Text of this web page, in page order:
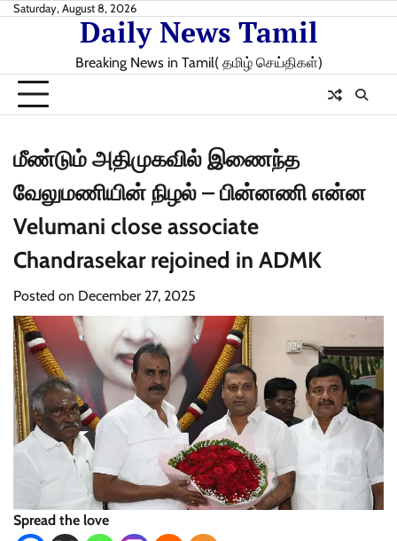
SkipSaturday, August 8, 2026
Daily News Tamil
Breaking News in Tamil( தமிழ் செய்திகள்)
மீண்டும் அதிமுகவில் இணைந்த
வேலுமணியின் நிழல் – பின்னணி என்ன
Velumani close associate
Chandrasekar rejoined in ADMK
Posted on December 27, 2025
Spread the love